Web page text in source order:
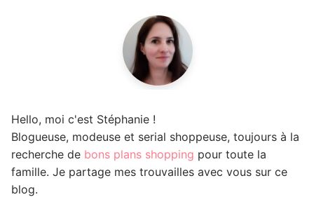
Hello, moi c'est Stéphanie !
Blogueuse, modeuse et serial shoppeuse, toujours à la
recherche de bons plans shopping pour toute la
famille. Je partage mes trouvailles avec vous sur ce
blog.